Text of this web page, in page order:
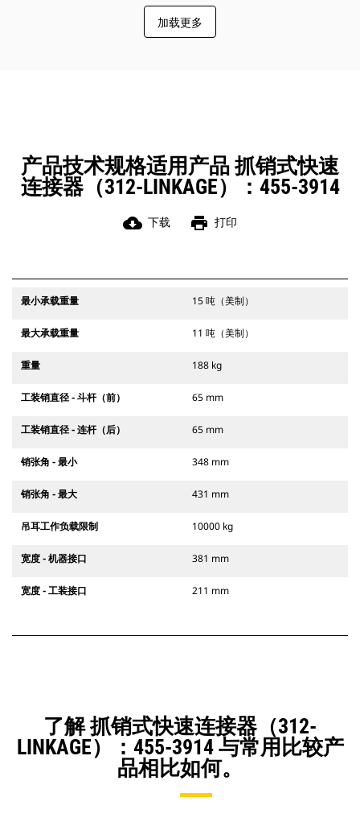
加载更多
产品技术规格适用产品 抓销式快速
连接器（312-LINKAGE）：455-3914
cloud_download 下载 print 打印
最小承载重量 15 吨（美制）
最大承载重量 11 吨（美制）
重量 188 kg
工装销直径 - 斗杆（前） 65 mm
工装销直径 - 连杆（后） 65 mm
销张角 - 最小 348 mm
销张角 - 最大 431 mm
吊耳工作负载限制 10000 kg
宽度 - 机器接口 381 mm
宽度 - 工装接口 211 mm
了解 抓销式快速连接器（312-
LINKAGE）：455-3914 与常用比较产
品相比如何。